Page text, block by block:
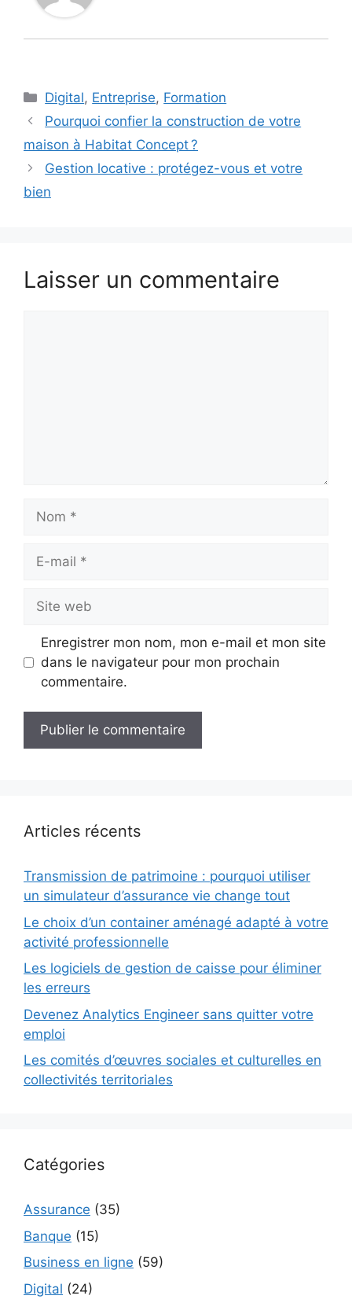
Catégories
Digital, Entreprise, Formation
Pourquoi confier la construction de votre
maison à Habitat Concept ?
Gestion locative : protégez-vous et votre
bien
Laisser un commentaire
mail
web
Enregistrer mon nom, mon e-mail et mon site
dans le navigateur pour mon prochain
commentaire.
Articles récents
Transmission de patrimoine : pourquoi utiliser
un simulateur d’assurance vie change tout
Le choix d’un container aménagé adapté à votre
activité professionnelle
Les logiciels de gestion de caisse pour éliminer
les erreurs
Devenez Analytics Engineer sans quitter votre
emploi
Les comités d’œuvres sociales et culturelles en
collectivités territoriales
Catégories
Assurance (35)
Banque (15)
Business en ligne (59)
Digital (24)